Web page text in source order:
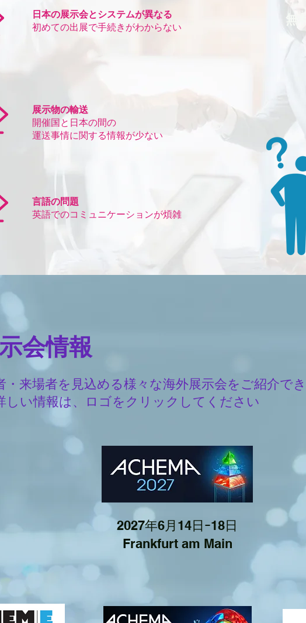
日本の展示会とシステムが異なる
​初めての出展で手続きがわからない
無
展示物の輸送
開催国と日本の間の
​運送事情に関する情報が少ない
言語の問題
​英語でのコミュニケーションが煩雑
会情報
・来場者を見込める様々な海外展示会をご紹介で
しい情報は、ロゴをクリックしてください​
2027年6月14日ｰ18日
Frankfurt am Main